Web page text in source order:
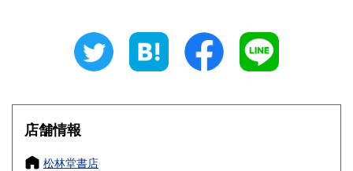
600円 三重県
大阪府
奈良県
店舗情報
松林堂書店